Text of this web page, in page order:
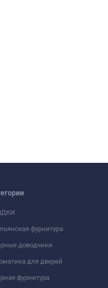
фурнитура
доводчики
для дверей
фурнитура